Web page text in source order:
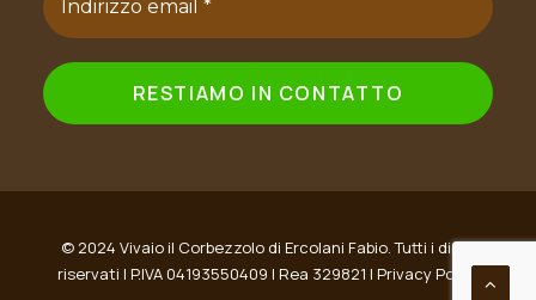
© 2024 Vivaio il Corbezzolo di Ercolani Fabio. Tutti i diritti
riservati | P.IVA 04193550409 | Rea 329821 | Privacy Policy